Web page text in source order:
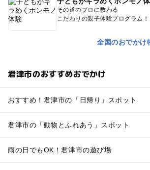
その道のプロに教わる
こだわりの親子体験プログラム！
全国のおでかけ
君津市のおすすめおでかけ
おすすめ！君津市の「日帰り」スポット
君津市の「動物とふれあう」スポット
雨の日でもOK！君津市の遊び場